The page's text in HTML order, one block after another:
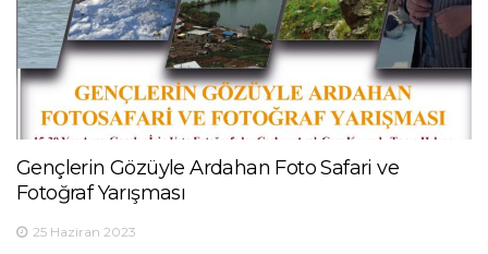
Gençlerin Gözüyle Ardahan Foto Safari ve
Fotoğraf Yarışması
25 Haziran 2023